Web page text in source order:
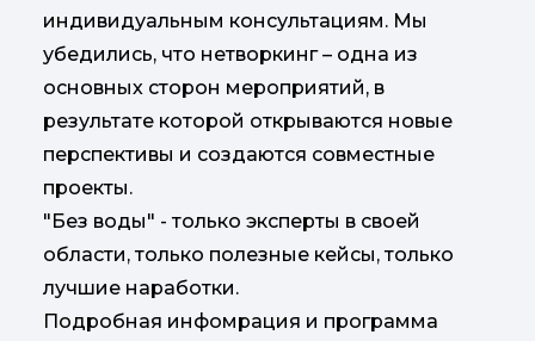
индивидуальным консультациям. Мы
убедились, что нетворкинг – одна из
основных сторон мероприятий, в
результате которой открываются новые
перспективы и создаются совместные
проекты.
"Без воды" - только эксперты в своей
области, только полезные кейсы, только
лучшие наработки.
Подробная инфомрация и программа